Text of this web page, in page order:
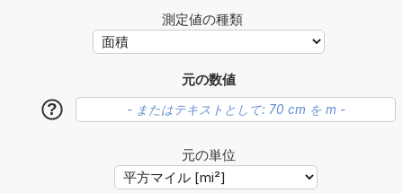
測定値の種類
元の数値
?
元の単位